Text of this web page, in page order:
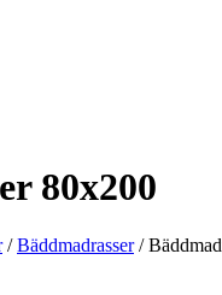
80x200
/Bäddmadrasser/